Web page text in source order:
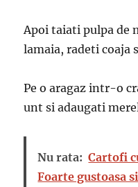
Apoi taiati pulpa de
lamaia, radeti coaja
Pe o aragaz intr-o
unt si adaugati
Nu rata: Cartofi
Foarte gustoasa